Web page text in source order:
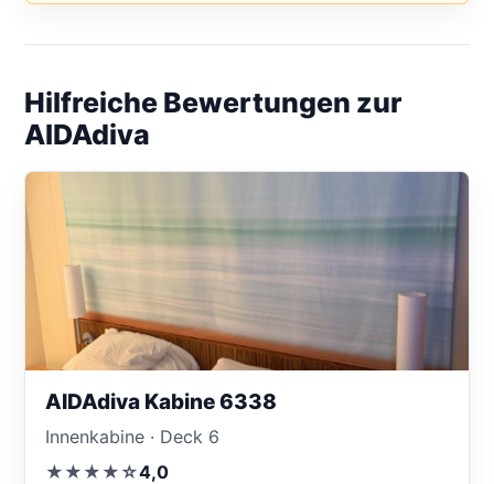
Hilfreiche Bewertungen zur
AIDAdiva
AIDAdiva Kabine 6338
Innenkabine · Deck 6
★★★★☆4,0